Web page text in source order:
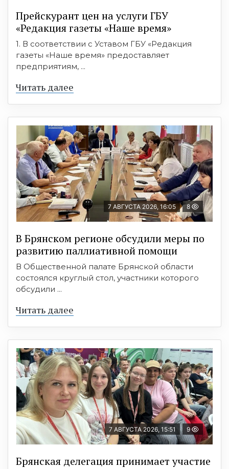
Прейскурант цен на услуги ГБУ
«Редакция газеты «Наше время»
1. В соответствии с Уставом ГБУ «Редакция
газеты «Наше время» предоставляет
предприятиям, ...
Читать далее
7 АВГУСТА 2026, 16:05 8
В Брянском регионе обсудили меры по
развитию паллиативной помощи
В Общественной палате Брянской области
состоялся круглый стол, участники которого
обсудили ...
Читать далее
7 АВГУСТА 2026, 15:51 9
Брянская делегация принимает участие